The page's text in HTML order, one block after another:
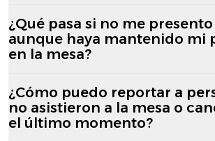
¿Qué pasa si no me
aunque haya mantenido mi
en la mesa?
¿Cómo puedo reportar a
no asistieron a la mesa o
el último momento?